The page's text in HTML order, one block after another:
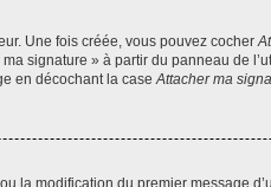
Une fois créée, vous pouvez cocher
signature » à partir du panneau de
en décochant la caseAttacher ma
la modification du premier message